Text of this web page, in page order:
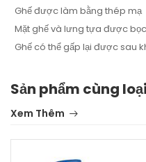
Ghế được làm bằng thép mạ
Mặt ghế và lưng tựa được
Ghế có thể gấp lại được sau
Sản phẩm cùng loại
Xem Thêm